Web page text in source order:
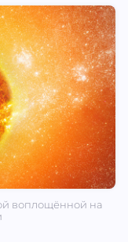
воплощённой на